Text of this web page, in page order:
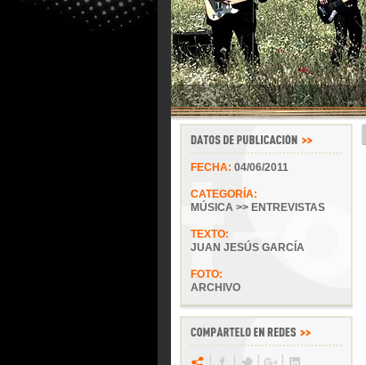
FECHA: 04/06/2011
CATEGORÍA:
MÚSICA >> ENTREVISTAS
TEXTO:
JUAN JESÚS GARCÍA
FOTO:
ARCHIVO